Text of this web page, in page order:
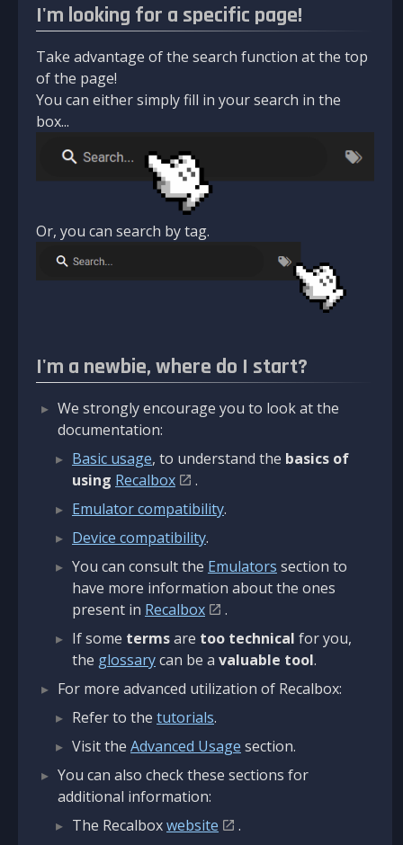
I'm looking for a specific page!
Take advantage of the search function at the top
of the page!
You can either simply fill in your search in the
box...
Or, you can search by tag.
I'm a newbie, where do I start?
We strongly encourage you to look at the
documentation:
Basic usage, to understand the basics of
using Recalbox
.
Emulator compatibility.
Device compatibility.
You can consult the Emulators section to
have more information about the ones
present in Recalbox
.
If some termsare too technical for you,
the glossarycan be a valuable tool.
For more advanced utilization of Recalbox:
Refer to the tutorials.
Visit the Advanced Usage section.
You can also check these sections for
additional information:
The Recalboxwebsite
.